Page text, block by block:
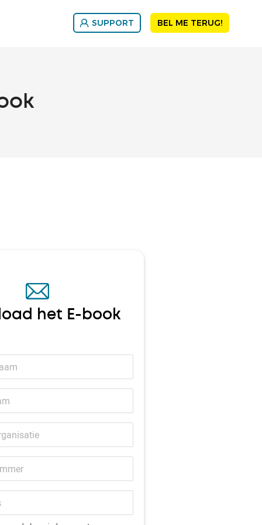
SUPPORT BEL ME TERUG!
het E-book